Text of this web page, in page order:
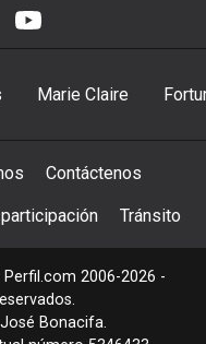
Marie Claire
Contáctenos
Tránsito
Perfil.com 2006-2026 -
Bonacifa.